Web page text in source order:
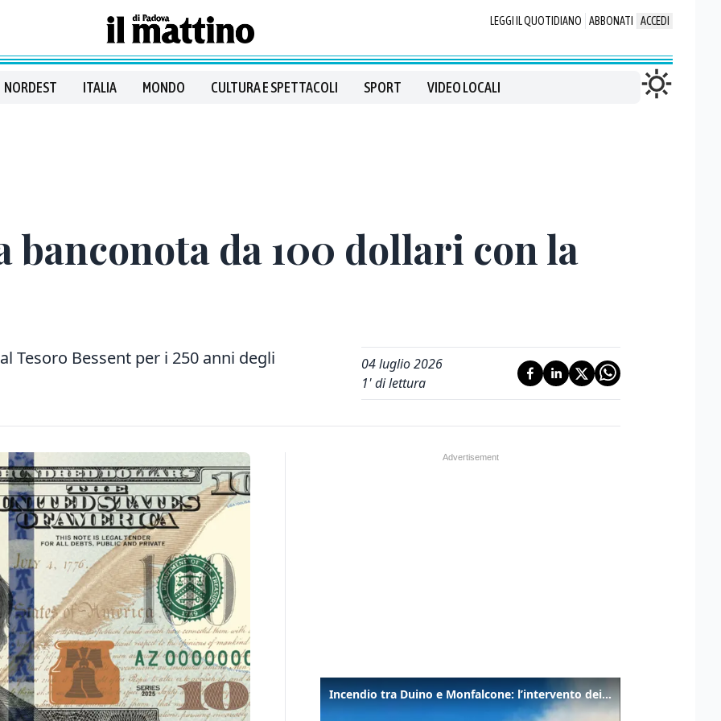
LEGGI IL QUOTIDIANO ABBONATI ACCEDI
NORDEST ITALIA MONDO CULTURA E SPETTACOLI SPORT VIDEO LOCALI
banconota da 100 dollari con la
Tesoro Bessent per i 250 anni degli
04 luglio 2026
1' di lettura
Incendio tra Duino e Monfalcone: l’intervento dei vigili del fuoco